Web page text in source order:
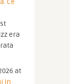
Ce
era
at
in